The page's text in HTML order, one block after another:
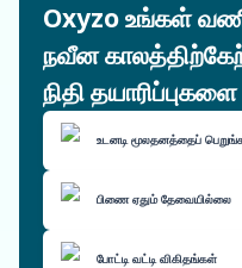
Oxyzo உங்கள்
நவீன
நிதி
உடனடி மூலதனத்தைப்
பிணை ஏதும் தேவையில்லை
போட்டி வட்டி விகிதங்கள்